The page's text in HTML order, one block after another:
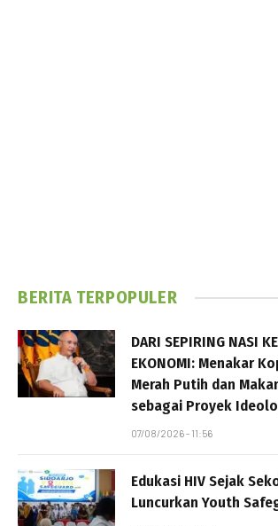
BERITA TERPOPULER
DARI SEPIRING NASI
EKONOMI: Menakar
Merah Putih dan
sebagai Proyek
07/08/2026 - 11:56
Edukasi HIV Sejak
Luncurkan Youth